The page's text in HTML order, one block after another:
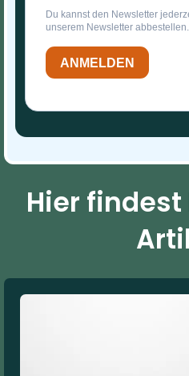
Du kannst den Newsletter
unserem Newsletter abbestellen.
ANMELDEN
Hier